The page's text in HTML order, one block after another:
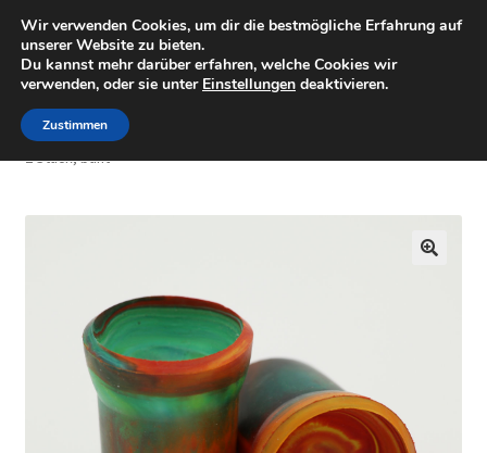
Zur
Navigation
springen
Zum
Inhalt
springen
Minigolfartikel
Shop
Mein Konto
Warenkorb
Start Minigolfzubehör
2 Stück, bunt
Wir verwenden Cookies, um dir die bestmögliche Erfahrung auf
unserer Website zu bieten.
Du kannst mehr darüber erfahren, welche Cookies wir
verwenden, oder sie unter Einstellungen deaktivieren.
Zustimmen